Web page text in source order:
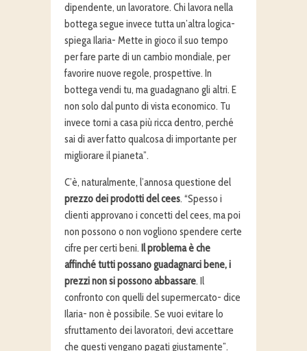
dipendente, un lavoratore. Chi lavora nella
bottega segue invece tutta un’altra logica-
spiega Ilaria- Mette in gioco il suo tempo
per fare parte di un cambio mondiale, per
favorire nuove regole, prospettive. In
bottega vendi tu, ma guadagnano gli altri. E
non solo dal punto di vista economico. Tu
invece torni a casa più ricca dentro, perché
sai di aver fatto qualcosa di importante per
migliorare il pianeta”.
C’è, naturalmente, l’annosa questione del
prezzo dei prodotti del cees. “Spesso i
clienti approvano i concetti del cees, ma poi
non possono o non vogliono spendere certe
cifre per certi beni. Il problema è che
affinché tutti possano guadagnarci bene, i
prezzi non si possono abbassare. Il
confronto con quelli del supermercato- dice
Ilaria- non è possibile. Se vuoi evitare lo
sfruttamento dei lavoratori, devi accettare
che questi vengano pagati giustamente”.